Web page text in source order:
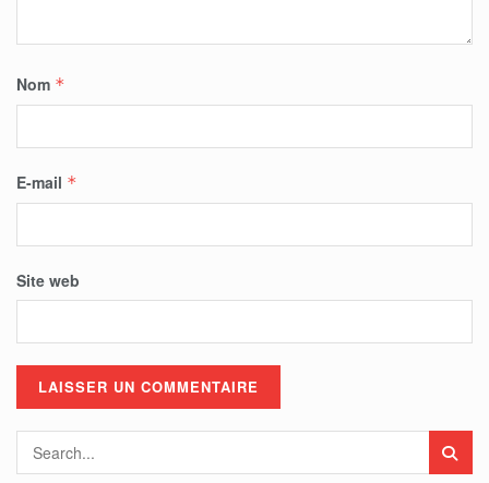
Nom *
E-mail *
Site web